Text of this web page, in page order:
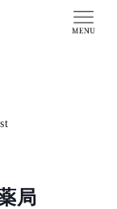
局